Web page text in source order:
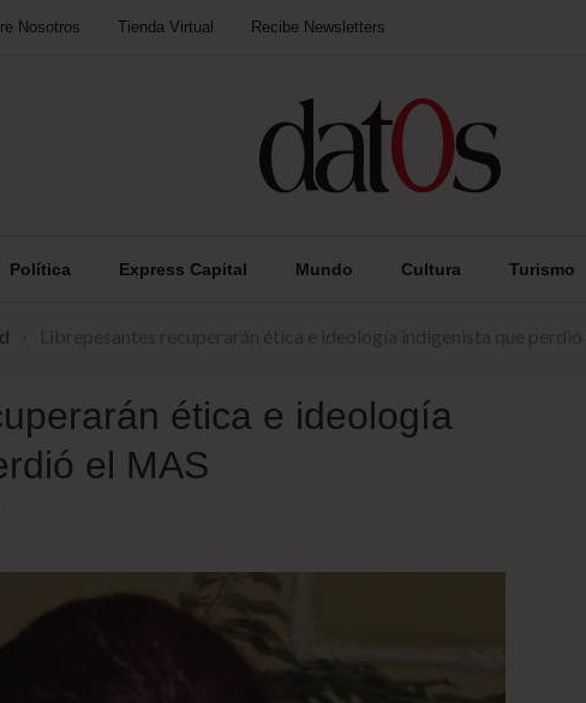
Nosotros Tienda Virtual Recibe Newsletters
Política Express Capital Mundo Cultura Turismo
ética e ideología
el MAS